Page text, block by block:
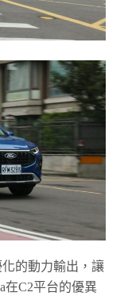
的動力輸出，讓
在C2平台的優異